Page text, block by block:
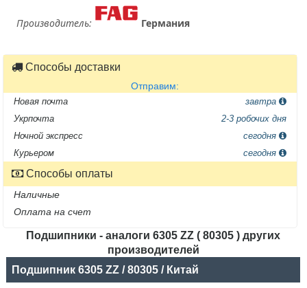
Производитель: Германия
Способы доставки
Отправим:
Новая почта
завтра
Укрпочта
2-3 робочих дня
Ночной экспресс
сегодня
Курьером
сегодня
Способы оплаты
Наличные
Оплата на счет
Подшипники - аналоги 6305 ZZ ( 80305 ) других
производителей
Название
Подшипник 6305 ZZ / 80305 / Китай